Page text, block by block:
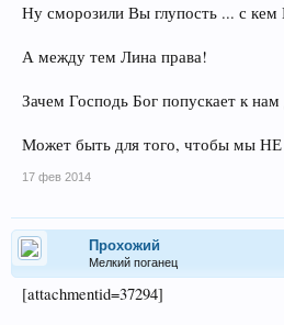
Ну сморозили Вы глупость ... с кем
А между тем Лина права!
Зачем Господь Бог попускает к
Может быть для того, чтобы мы
17 фев 2014
Прохожий
Мелкий поганец
[attachmentid=37294]